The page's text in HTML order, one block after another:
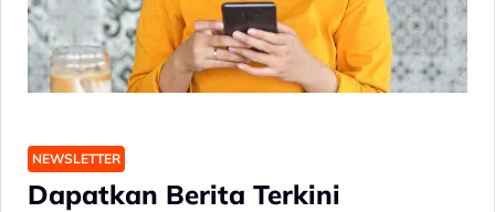
NEWSLETTER
Dapatkan Berita Terkini